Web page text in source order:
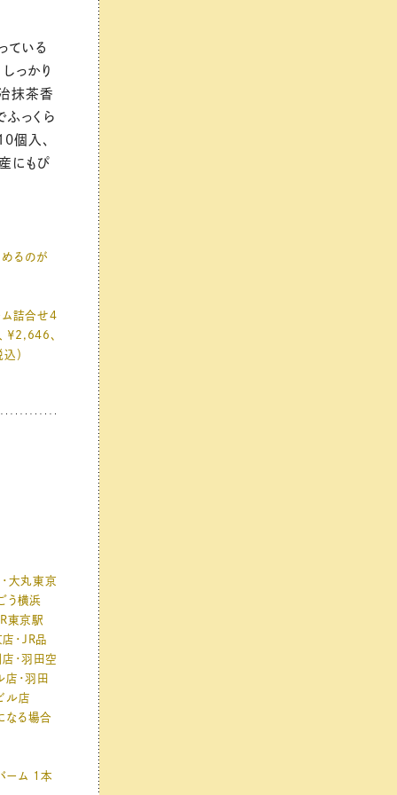
ている
っかり
抹茶香
ふっくら
個入、
にもぴ
るのが
ム詰合せ4
￥2,646、
）
大丸東京
う横浜
東京駅
・JR品
・羽田空
店・羽田
ル店
る場合
ーム 1本